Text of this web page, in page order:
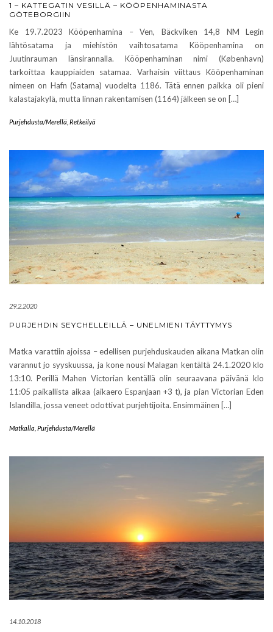
1 – KATTEGATIN VESILLÄ – KÖÖPENHAMINASTA
GÖTEBORGIIN
Ke 19.7.2023 Kööpenhamina – Ven, Bäckviken 14,8 NM Legin
lähtösatama ja miehistön vaihtosatama Kööpenhamina on
Juutinrauman länsirannalla. Kööpenhaminan nimi (København)
tarkoittaa kauppiaiden satamaa. Varhaisin viittaus Kööpenhaminan
nimeen on Hafn (Satama) vuodelta 1186. Tätä ennen paikka oli pieni
kalastajakylä, mutta linnan rakentamisen (1164) jälkeen se on […]
Purjehdusta/Merellä Retkeilyä
29.2.2020
PURJEHDIN SEYCHELLEILLÄ – UNELMIENI TÄYTTYMYS
Matka varattiin ajoissa – edellisen purjehduskauden aikana Matkan olin
varannut jo syyskuussa, ja kone nousi Malagan kentältä 24.1.2020 klo
13:10. Perillä Mahen Victorian kentällä olin seuraavana päivänä klo
11:05 paikallista aikaa (aikaero Espanjaan +3 t), ja pian Victorian Eden
Islandilla, jossa veneet odottivat purjehtijoita. Ensimmäinen […]
Matkalla Purjehdusta/Merellä
14.10.2018